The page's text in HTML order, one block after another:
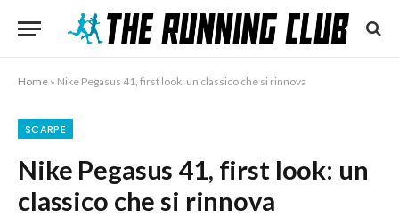
Home » Nike Pegasus 41, first look: un classico che si rinnova
SCARPE
Nike Pegasus 41, first look: un
classico che si rinnova